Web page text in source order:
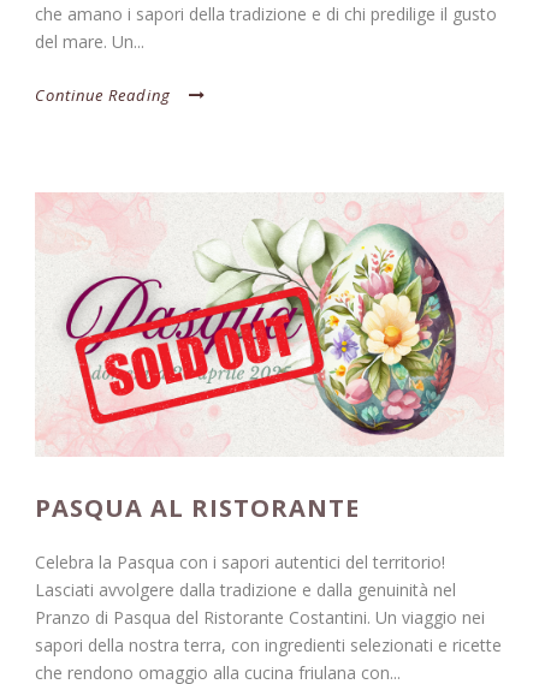
che amano i sapori della tradizione e di chi predilige il gusto
del mare. Un...
Continue Reading
PASQUA AL RISTORANTE
Celebra la Pasqua con i sapori autentici del territorio!
Lasciati avvolgere dalla tradizione e dalla genuinità nel
Pranzo di Pasqua del Ristorante Costantini. Un viaggio nei
sapori della nostra terra, con ingredienti selezionati e ricette
che rendono omaggio alla cucina friulana con...